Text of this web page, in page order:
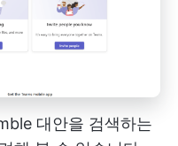
대안을 검색하는